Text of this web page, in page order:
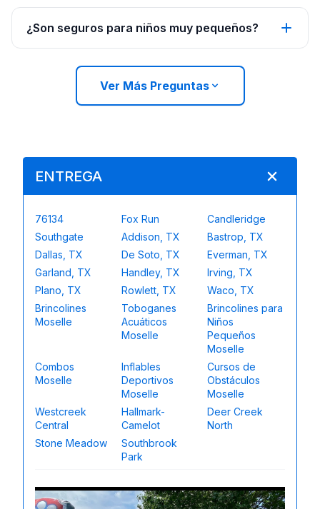
¿Son seguros para niños muy pequeños?
Ver Más Preguntas
ENTREGA
76134 Fox Run
Candleridge
Southgate
Addison, TX
Bastrop, TX
Dallas, TX
De Soto, TX
Everman, TX
Garland, TX
Handley, TX
Irving, TX
Plano, TX
Rowlett, TX
Waco, TX
Brincolines
Moselle
Toboganes
Acuáticos
Moselle
Brincolines para
Niños
Pequeños
Moselle
Combos
Moselle
Inflables
Deportivos
Moselle
Cursos de
Obstáculos
Moselle
Westcreek
Central
Hallmark-
Camelot
Deer Creek
North
Stone Meadow
Southbrook
Park